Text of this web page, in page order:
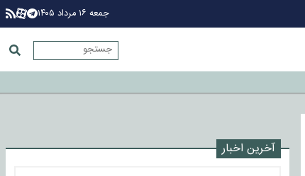
جمعه ۱۶ مرداد ۱۴۰۵
آخرین اخبار